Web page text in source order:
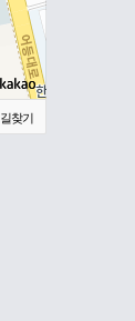
길찾기